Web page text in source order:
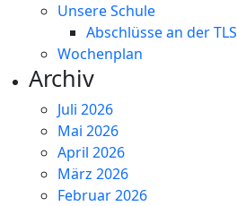
Unsere Schule
Abschlüsse an der TLS
Wochenplan
Archiv
Juli 2026
Mai 2026
April 2026
März 2026
Februar 2026